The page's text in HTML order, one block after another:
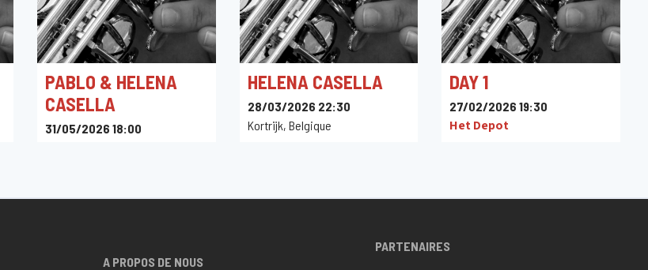
PABLO & HELENA
CASELLA
31/05/2026 18:00
HELENA CASELLA
28/03/2026 22:30
Kortrijk, Belgique
DAY 1
27/02/2026 19:30
Het Depot
A PROPOS DE NOUS
PARTENAIRES